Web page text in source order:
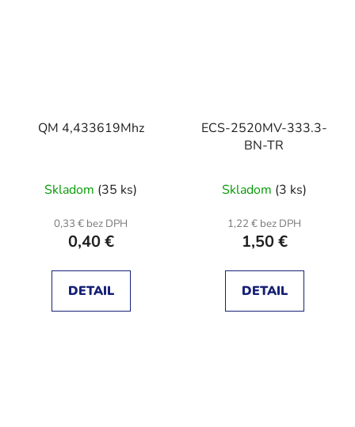
QM 4,433619Mhz
Skladom (35 ks)
0,33 € bez DPH
0,40 €
DETAIL
ECS-2520MV-333.3-
BN-TR
Skladom (3 ks)
1,22 € bez DPH
1,50 €
DETAIL